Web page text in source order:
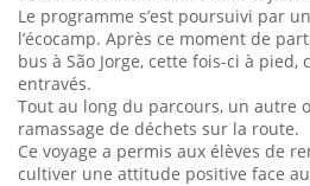
Le programme s’est poursuivi par
l’écocamp. Après ce moment de
bus à São Jorge, cette fois-ci à pied,
entravés.
Tout au long du parcours, un autre
ramassage de déchets sur la route.
Ce voyage a permis aux élèves de
cultiver une attitude positive face